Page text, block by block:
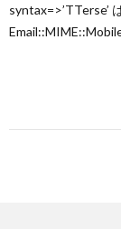
syntax=>’TTerse’